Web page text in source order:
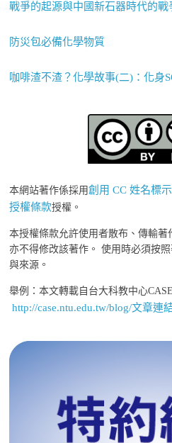
戰爭的起源與中國新石器時代的戰
防災包必備化學物質
咖啡渣不渣？化學故事(二)：化身
本網站著作係採用創用 CC 姓名標
授權條款授權。
本授權條款允許使用者散布、傳輸著
亦不得修改該著作。 使用時必須按
與來源。
舉例：本文轉載自台大科教中心
http://case.ntu.edu.tw/blog/文章連